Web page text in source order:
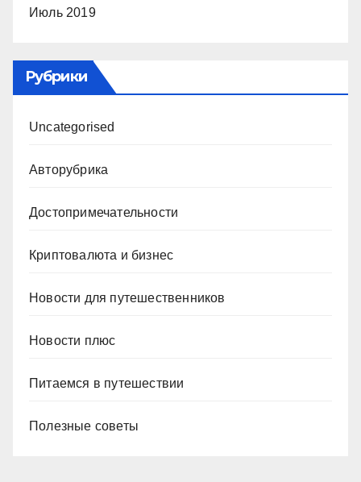
Июль 2019
Рубрики
Uncategorised
Авторубрика
Достопримечательности
Криптовалюта и бизнес
Новости для путешественников
Новости плюс
Питаемся в путешествии
Полезные советы